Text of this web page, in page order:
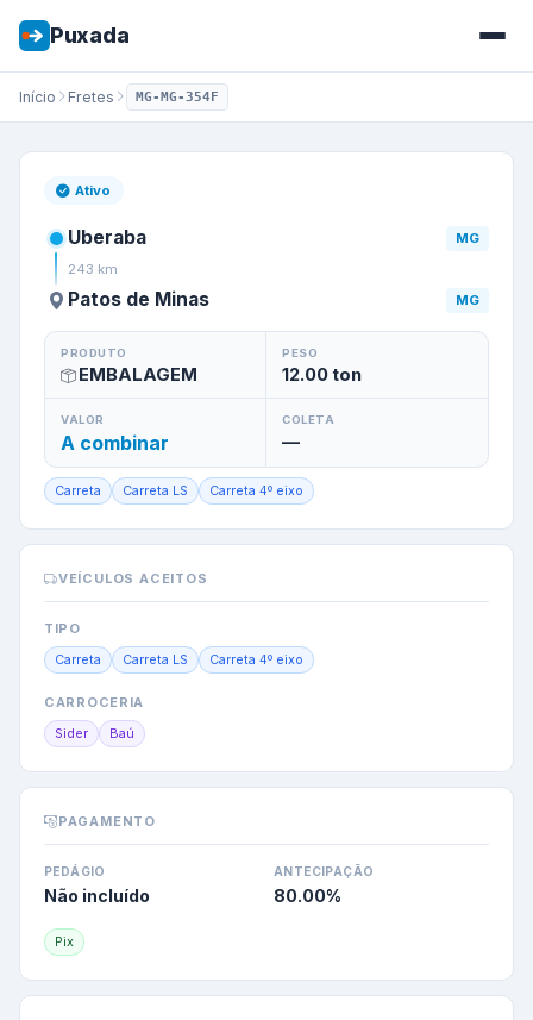
Puxada
Início Fretes MG-MG-354F
Frete de
Ativo
Uberaba
MG
243 km
Patos de Minas MG
PRODUTO
EMBALAGEM
PESO
12.00ton
VALOR
A combinar
COLETA
—
Carreta Carreta LS Carreta 4º eixo
VEÍCULOS ACEITOS
TIPO
Carreta Carreta LS Carreta 4º eixo
CARROCERIA
Sider Baú
PAGAMENTO
PEDÁGIO
Não incluído
ANTECIPAÇÃO
80.00%
Pix